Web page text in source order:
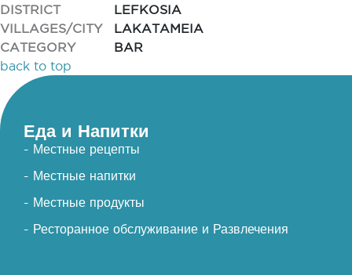
DISTRICT
LEFKOSIA
VILLAGES/CITY
LAKATAMEIA
CATEGORY
BAR
back to top
Еда и Напитки
- Местные рецепты
- Местные напитки
- Местные продукты
- Ресторанное обслуживание и Развлечения